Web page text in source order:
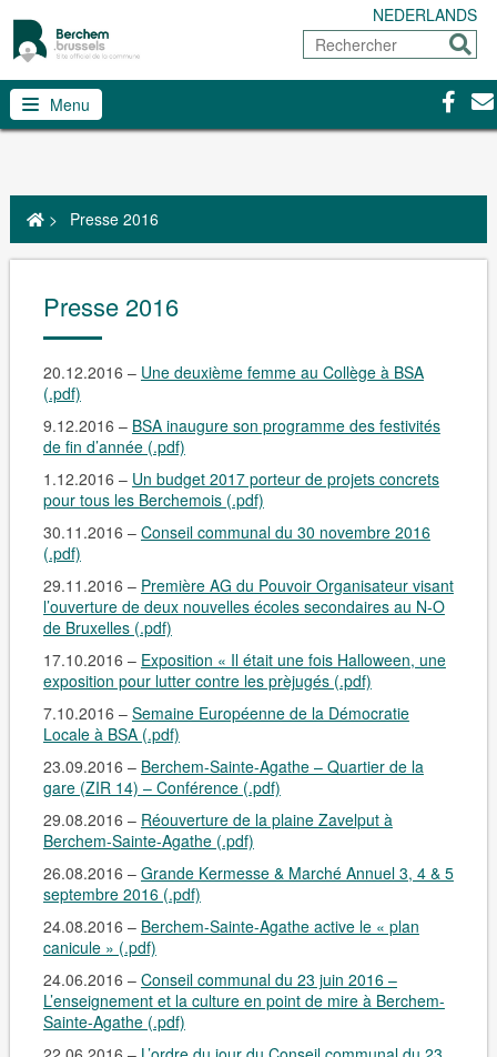
NEDERLANDS
Rechercher
Menu
> Presse 2016
Presse 2016
20.12.2016 – Une deuxième femme au Collège à BSA
(.pdf)
9.12.2016 – BSA inaugure son programme des festivités
de fin d’année (.pdf)
1.12.2016 – Un budget 2017 porteur de projets concrets
pour tous les Berchemois (.pdf)
30.11.2016 – Conseil communal du 30 novembre 2016
(.pdf)
29.11.2016 – Première AG du Pouvoir Organisateur visant
l’ouverture de deux nouvelles écoles secondaires au N-O
de Bruxelles (.pdf)
17.10.2016 – Exposition « Il était une fois Halloween, une
exposition pour lutter contre les prèjugés (.pdf)
7.10.2016 – Semaine Européenne de la Démocratie
Locale à BSA (.pdf)
23.09.2016 – Berchem-Sainte-Agathe – Quartier de la
gare (ZIR 14) – Conférence (.pdf)
29.08.2016 – Réouverture de la plaine Zavelput à
Berchem-Sainte-Agathe (.pdf)
26.08.2016 – Grande Kermesse & Marché Annuel 3, 4 & 5
septembre 2016 (.pdf)
24.08.2016 – Berchem-Sainte-Agathe active le « plan
canicule » (.pdf)
24.06.2016 – Conseil communal du 23 juin 2016 –
L’enseignement et la culture en point de mire à Berchem-
Sainte-Agathe (.pdf)